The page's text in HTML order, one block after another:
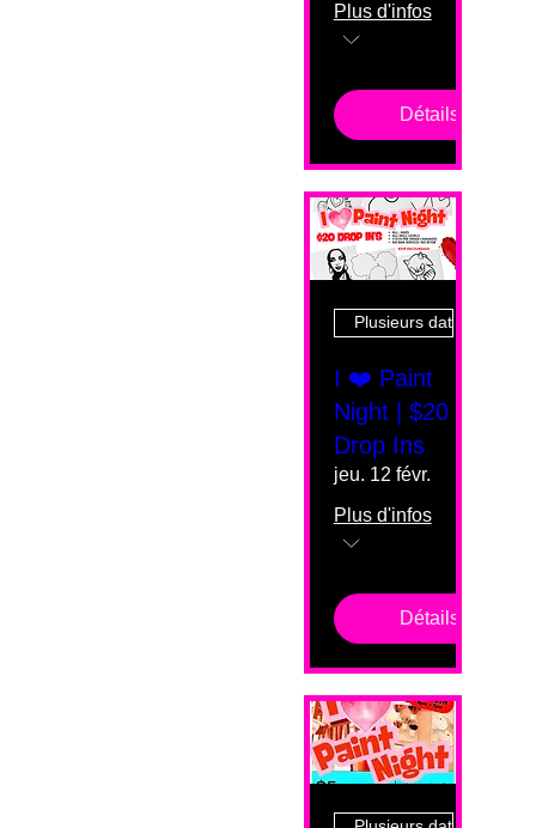
Plus d'infos
Détails
Plusieurs dates
I ❤️ Paint
Night | $20
Drop Ins
jeu. 12 févr.
Plus d'infos
Détails